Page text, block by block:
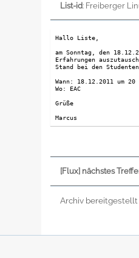
List-id: Freiberger
Hallo Liste,
am Sonntag, den
Erfahrungen
Stand bei den
Wann: 18.12.2011 um 20
Wo: EAC
Grüße
Marcus
[Flux] nächstes
Archiv bereitgestellt